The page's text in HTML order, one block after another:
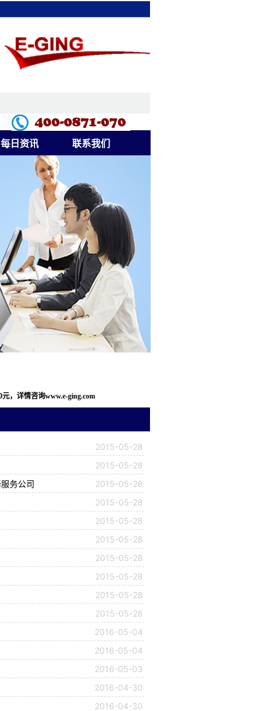
每日资讯 联系我们
，详情咨询www.e-ging.com
2015-05-28
2015-05-28
2015-05-28
务公司
2015-05-28
2015-05-28
2015-05-28
2015-05-28
2015-05-28
2015-05-28
2015-05-28
2016-05-04
2016-05-04
2016-05-03
2016-04-30
2016-04-30